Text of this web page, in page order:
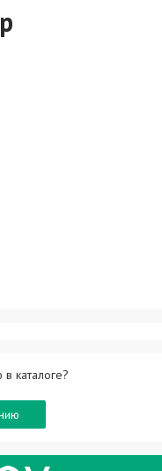
каталоге?